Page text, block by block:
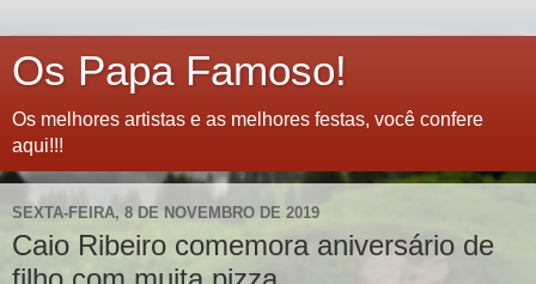
Os Papa Famoso!
Os melhores artistas e as melhores festas, você confere
aqui!!!
SEXTA-FEIRA, 8 DE NOVEMBRO DE 2019
Caio Ribeiro comemora aniversário de